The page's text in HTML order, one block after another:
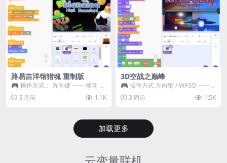
路易吉洋馆猎魂 重制版
🎮 操作方式： 方向键 —— 移动 &
跳跃 空格 —— 打开宝箱 将你...
3 周前 1.1K
3D空战之巅峰
🎮 操作方式 方向键 / WASD ——
移动 Z / K —— 射击 / 攻击...
3 周前 1.5K
加载更多